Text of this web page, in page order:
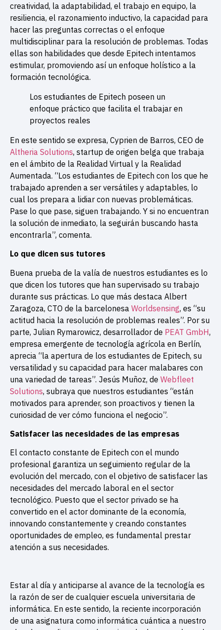
creatividad, la adaptabilidad, el trabajo en equipo, la
resiliencia, el razonamiento inductivo, la capacidad para
hacer las preguntas correctas o el enfoque
multidisciplinar para la resolución de problemas. Todas
ellas son habilidades que desde Epitech intentamos
estimular, promoviendo así un enfoque holístico a la
formación tecnológica.
Los estudiantes de Epitech poseen un
enfoque práctico que facilita el trabajar en
proyectos reales
En este sentido se expresa, Cyprien de Barros, CEO de
Altheria Solutions, startup de origen belga que trabaja
en el ámbito de la Realidad Virtual y la Realidad
Aumentada. “Los estudiantes de Epitech con los que he
trabajado aprenden a ser versátiles y adaptables, lo
cual los prepara a lidiar con nuevas problemáticas.
Pase lo que pase, siguen trabajando. Y si no encuentran
la solución de inmediato, la seguirán buscando hasta
encontrarla”, comenta.
Lo que dicen sus tutores
Buena prueba de la valía de nuestros estudiantes es lo
que dicen los tutores que han supervisado su trabajo
durante sus prácticas. Lo que más destaca Albert
Zaragoza, CTO de la barcelonesa Worldsensing, es “su
actitud hacia la resolución de problemas reales”. Por su
parte, Julian Rymarowicz, desarrollador de PEAT GmbH,
empresa emergente de tecnología agrícola en Berlín,
aprecia “la apertura de los estudiantes de Epitech, su
versatilidad y su capacidad para hacer malabares con
una variedad de tareas”. Jesús Muñoz, de Webfleet
Solutions, subraya que nuestros estudiantes “están
motivados para aprender, son proactivos y tienen la
curiosidad de ver cómo funciona el negocio”.
Satisfacer las necesidades de las empresas
El contacto constante de Epitech con el mundo
profesional garantiza un seguimiento regular de la
evolución del mercado, con el objetivo de satisfacer las
necesidades del mercado laboral en el sector
tecnológico. Puesto que el sector privado se ha
convertido en el actor dominante de la economía,
innovando constantemente y creando constantes
oportunidades de empleo, es fundamental prestar
atención a sus necesidades.
Estar al día y anticiparse al avance de la tecnología es
la razón de ser de cualquier escuela universitaria de
informática. En este sentido, la reciente incorporación
de una asignatura como informática cuántica a nuestro